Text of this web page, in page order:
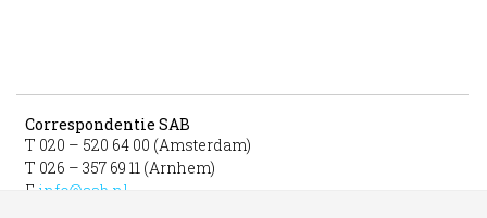
Correspondentie SAB
T 020 – 520 64 00 (Amsterdam)
T 026 – 357 69 11 (Arnhem)
E info@sab.nl